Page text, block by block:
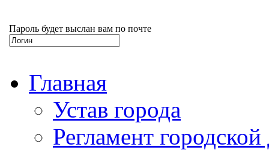
Пароль будет выслан вам по почте
Главная
Устав города
Регламент